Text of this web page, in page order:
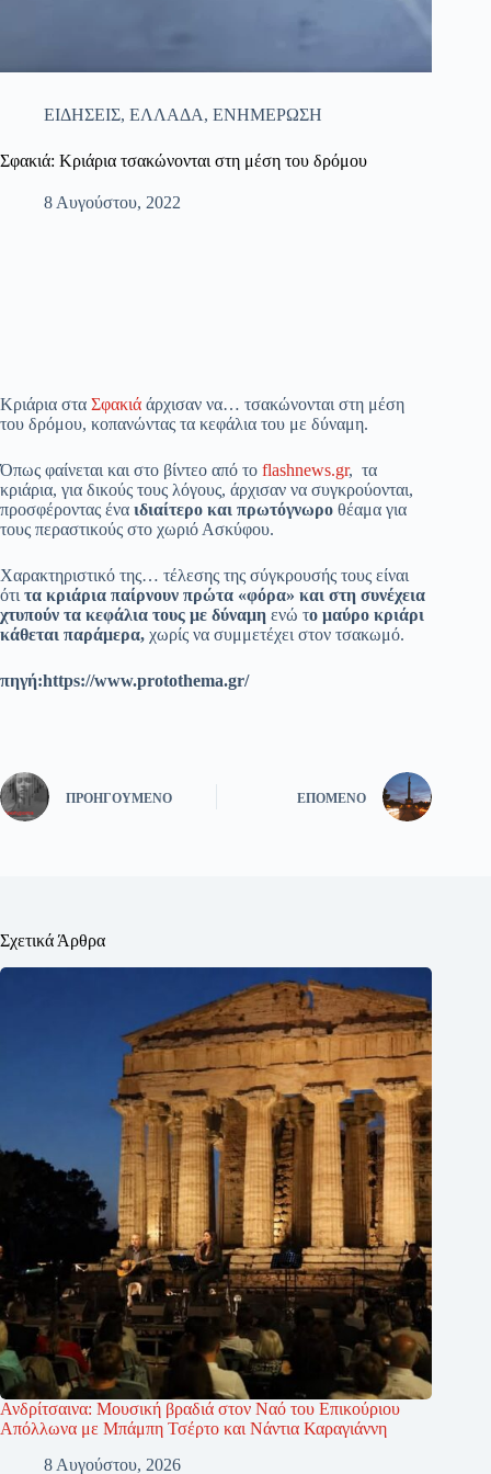
ΕΙΔΗΣΕΙΣ, ΕΛΛΑΔΑ, ΕΝΗΜΕΡΩΣΗ
Σφακιά: Κριάρια τσακώνονται στη μέση του δρόμου
8 Αυγούστου, 2022
Κριάρια στα Σφακιά άρχισαν να… τσακώνονται στη μέση
του δρόμου, κοπανώντας τα κεφάλια του με δύναμη.
Όπως φαίνεται και στο βίντεο από το flashnews.gr, τα
κριάρια, για δικούς τους λόγους, άρχισαν να συγκρούονται,
προσφέροντας ένα ιδιαίτερο και πρωτόγνωρο θέαμα για
τους περαστικούς στο χωριό Ασκύφου.
Χαρακτηριστικό της… τέλεσης της σύγκρουσής τους είναι
ότι τα κριάρια παίρνουν πρώτα «φόρα» και στη συνέχεια
χτυπούν τα κεφάλια τους με δύναμη ενώ το μαύρο κριάρι
κάθεται παράμερα, χωρίς να συμμετέχει στον τσακωμό.
πηγή:https://www.protothema.gr/
ΠΡΟΗΓΟΎΜΕΝΟ ΕΠΌΜΕΝΟ
Σχετικά Άρθρα
Ανδρίτσαινα: Μουσική βραδιά στον Ναό του Επικούριου
Απόλλωνα με Μπάμπη Τσέρτο και Νάντια Καραγιάννη
8 Αυγούστου, 2026